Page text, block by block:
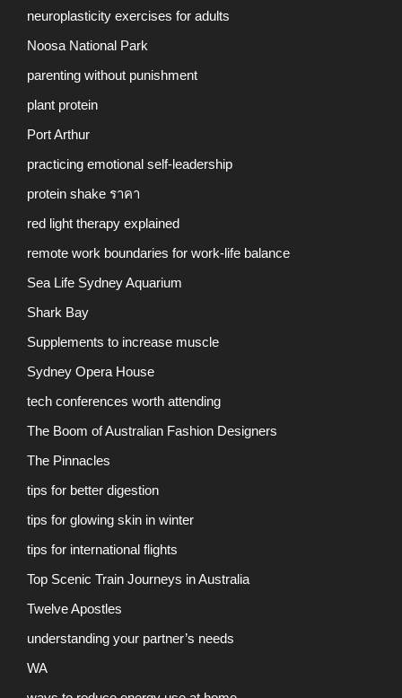
neuroplasticity exercises for adults
Noosa National Park
parenting without punishment
plant protein
Port Arthur
practicing emotional self-leadership
protein shake ราคา
red light therapy explained
remote work boundaries for work-life balance
Sea Life Sydney Aquarium
Shark Bay
Supplements to increase muscle
Sydney Opera House
tech conferences worth attending
The Boom of Australian Fashion Designers
The Pinnacles
tips for better digestion
tips for glowing skin in winter
tips for international flights
Top Scenic Train Journeys in Australia
Twelve Apostles
understanding your partner’s needs
WA